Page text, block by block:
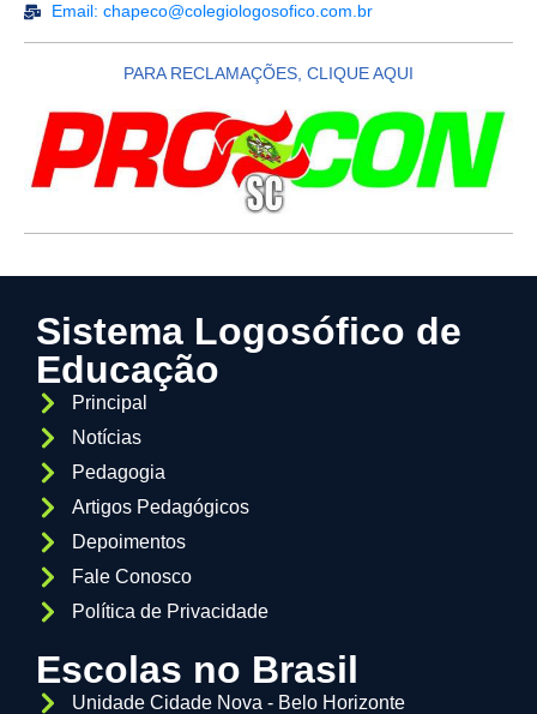
Email: chapeco@colegiologosofico.com.br
PARA RECLAMAÇÕES, CLIQUE AQUI
Sistema Logosófico de
Educação
Principal
Notícias
Pedagogia
Artigos Pedagógicos
Depoimentos
Fale Conosco
Política de Privacidade
Escolas no Brasil
Unidade Cidade Nova - Belo Horizonte